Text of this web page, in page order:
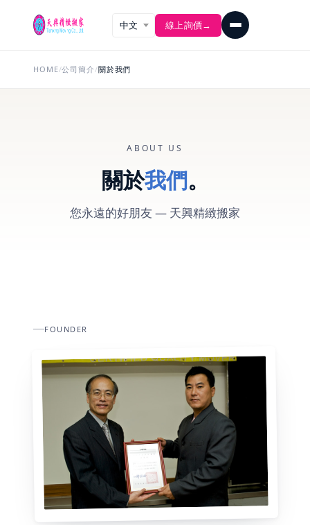
線上詢價→
HOME/公司簡介/關於我們
ABOUT US
關於我們。
您永遠的好朋友 — 天興精緻搬家
FOUNDER